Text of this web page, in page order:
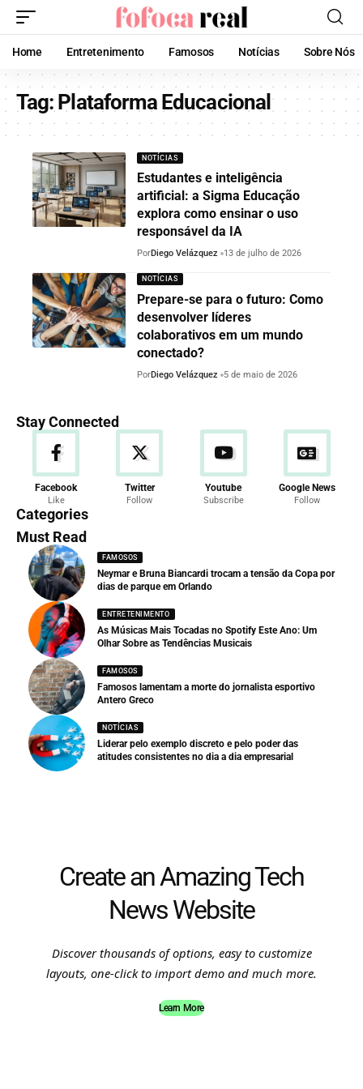
Home Entretenimento Famosos Notícias Sobre Nós
Tag:Plataforma Educacional
NOTÍCIAS
Estudantes e inteligência
artificial: a Sigma Educação
explora como ensinar o uso
responsável da IA
PorDiego Velázquez 13 de julho de 2026
NOTÍCIAS
Prepare-se para o futuro: Como
desenvolver líderes
colaborativos em um mundo
conectado?
PorDiego Velázquez 5 de maio de 2026
Stay Connected
Facebook
Like
Twitter
Follow
Youtube
Subscribe
Google News
Follow
Categories
Must Read
FAMOSOS
Neymar e Bruna Biancardi trocam a tensão da Copa por
dias de parque em Orlando
ENTRETENIMENTO
As Músicas Mais Tocadas no Spotify Este Ano: Um
Olhar Sobre as Tendências Musicais
FAMOSOS
Famosos lamentam a morte do jornalista esportivo
Antero Greco
NOTÍCIAS
Liderar pelo exemplo discreto e pelo poder das
atitudes consistentes no dia a dia empresarial
Create an Amazing Tech
News Website
Discover thousands of options, easy to customize
layouts, one-click to import demo and much more.
Learn More